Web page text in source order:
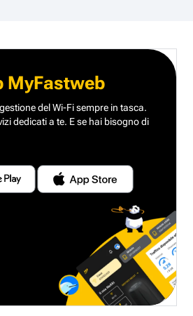
MyFastweb
del Wi-Fi sempre in tasca.
dedicati a te. E se hai bisogno di